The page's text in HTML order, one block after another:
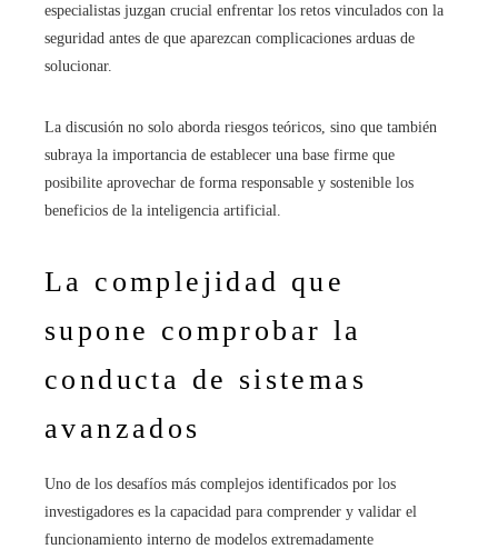
especialistas juzgan crucial enfrentar los retos vinculados con la
seguridad antes de que aparezcan complicaciones arduas de
solucionar.
La discusión no solo aborda riesgos teóricos, sino que también
subraya la importancia de establecer una base firme que
posibilite aprovechar de forma responsable y sostenible los
beneficios de la inteligencia artificial.
La complejidad que
supone comprobar la
conducta de sistemas
avanzados
Uno de los desafíos más complejos identificados por los
investigadores es la capacidad para comprender y validar el
funcionamiento interno de modelos extremadamente